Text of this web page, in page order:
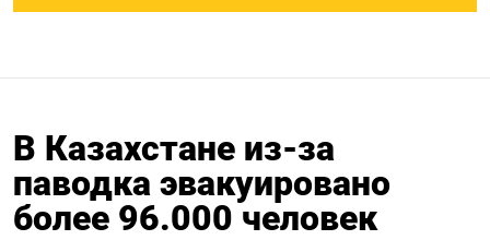
В Казахстане из-за
паводка эвакуировано
более 96.000 человек